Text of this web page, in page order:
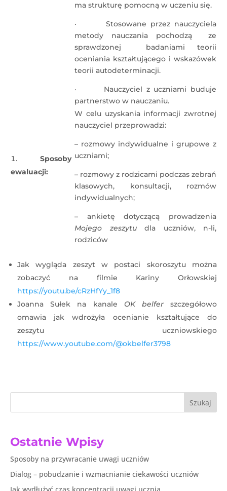
ma strukturę pomocną w uczeniu się.
· Stosowane przez nauczyciela
metody nauczania pochodzą ze
sprawdzonej badaniami teorii
oceniania kształtującego i wskazówek
teorii autodeterminacji.
· Nauczyciel z uczniami buduje
partnerstwo w nauczaniu.
Sposoby
ewaluacji:
W celu uzyskania informacji zwrotnej
nauczyciel przeprowadzi:
– rozmowy indywidualne i grupowe z
uczniami;
– rozmowy z rodzicami podczas zebrań
klasowych, konsultacji, rozmów
indywidualnych;
– ankietę dotyczącą prowadzenia
Mojego zeszytudla uczniów, n-li,
rodziców
Jak wygląda zeszyt w postaci skoroszytu można
zobaczyć na filmie Kariny Orłowskiej
https://youtu.be/cRzHfYy_1f8
Joanna Sułek na kanale OK belferszczegółowo
omawia jak wdrożyła ocenianie kształtujące do
zeszytu uczniowskiego
https://www.youtube.com/@okbelfer3798
Szukaj
Ostatnie Wpisy
Sposoby na przywracanie uwagi uczniów
Dialog – pobudzanie i wzmacnianie ciekawości uczniów